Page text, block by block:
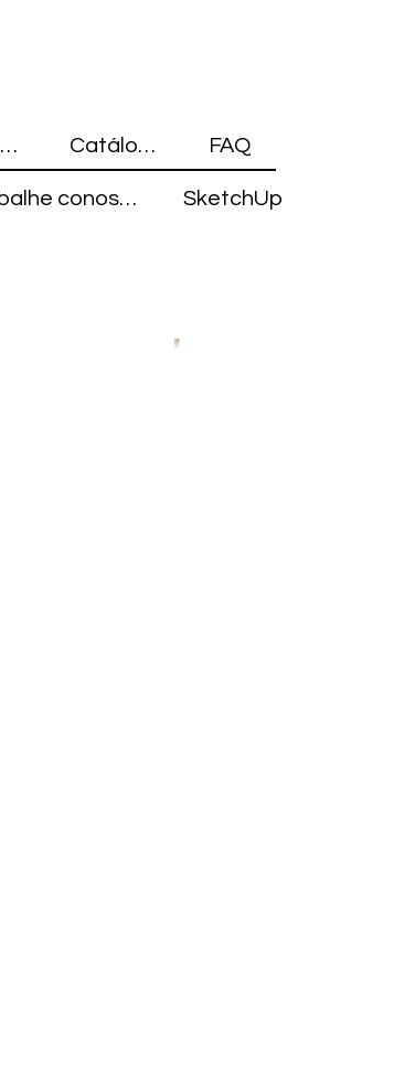
Blocos 3D Catálogo FAQ
Trabalhe conosco SketchUp